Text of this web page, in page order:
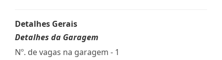
Detalhes Gerais
Detalhes da Garagem
Nº. de vagas na garagem - 1